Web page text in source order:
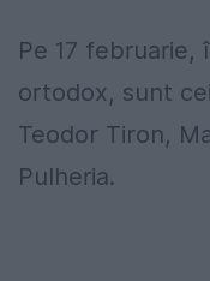
Pe 17 februarie,
ortodox, sunt
Teodor Tiron,
Pulheria.